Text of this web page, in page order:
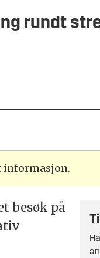
rundt
informasjon.
besøk på